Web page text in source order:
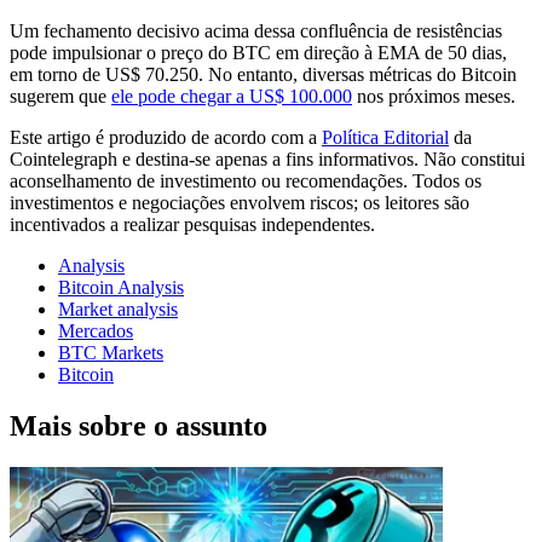
Um fechamento decisivo acima dessa confluência de resistências
pode impulsionar o preço do BTC em direção à EMA de 50 dias,
em torno de US$ 70.250. No entanto, diversas métricas do Bitcoin
sugerem que ele pode chegar a US$ 100.000 nos próximos meses.
Este artigo é produzido de acordo com a Política Editorial da
Cointelegraph e destina-se apenas a fins informativos. Não constitui
aconselhamento de investimento ou recomendações. Todos os
investimentos e negociações envolvem riscos; os leitores são
incentivados a realizar pesquisas independentes.
Analysis
Bitcoin Analysis
Market analysis
Mercados
BTC Markets
Bitcoin
Mais sobre o assunto